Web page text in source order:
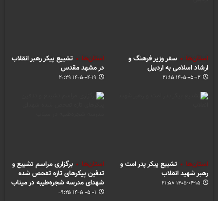
استان‌ها
سفر وزیر فرهنگ و
ارشاد اسلامی به اردبیل
۱۴۰۵-۰۵-۰۲ ۲۱:۱۵
استان‌ها
تشییع پیکر رهبر انقلاب
در مشهد مقدس
۱۴۰۵-۰۴-۱۹ ۲۰:۲۹
استان‌ها
تشییع پیکر پدر امت و
رهبر شهید انقلاب
۱۴۰۵-۰۴-۱۵ ۲۱:۵۸
استان‌ها
برگزاری مراسم تشییع و
تدفین پیکرهای تازه تفحص شده
شهدای مدرسه شجره‌طیبه در میناب
۱۴۰۵-۰۵-۰۱ ۰۹:۲۵